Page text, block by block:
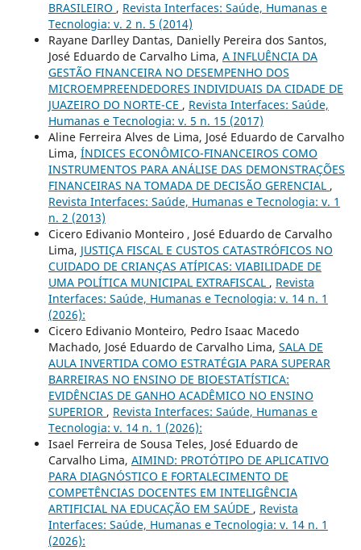
BRASILEIRO , Revista Interfaces: Saúde, Humanas e
Tecnologia: v. 2 n. 5 (2014)
Rayane Darlley Dantas, Danielly Pereira dos Santos,
José Eduardo de Carvalho Lima, A INFLUÊNCIA DA
GESTÃO FINANCEIRA NO DESEMPENHO DOS
MICROEMPREENDEDORES INDIVIDUAIS DA CIDADE DE
JUAZEIRO DO NORTE-CE , Revista Interfaces: Saúde,
Humanas e Tecnologia: v. 5 n. 15 (2017)
Aline Ferreira Alves de Lima, José Eduardo de Carvalho
Lima, ÍNDICES ECONÔMICO-FINANCEIROS COMO
INSTRUMENTOS PARA ANÁLISE DAS DEMONSTRAÇÕES
FINANCEIRAS NA TOMADA DE DECISÃO GERENCIAL ,
Revista Interfaces: Saúde, Humanas e Tecnologia: v. 1
n. 2 (2013)
Cicero Edivanio Monteiro , José Eduardo de Carvalho
Lima, JUSTIÇA FISCAL E CUSTOS CATASTRÓFICOS NO
CUIDADO DE CRIANÇAS ATÍPICAS: VIABILIDADE DE
UMA POLÍTICA MUNICIPAL EXTRAFISCAL , Revista
Interfaces: Saúde, Humanas e Tecnologia: v. 14 n. 1
(2026):
Cicero Edivanio Monteiro, Pedro Isaac Macedo
Machado, José Eduardo de Carvalho Lima, SALA DE
AULA INVERTIDA COMO ESTRATÉGIA PARA SUPERAR
BARREIRAS NO ENSINO DE BIOESTATÍSTICA:
EVIDÊNCIAS DE GANHO ACADÊMICO NO ENSINO
SUPERIOR , Revista Interfaces: Saúde, Humanas e
Tecnologia: v. 14 n. 1 (2026):
Isael Ferreira de Sousa Teles, José Eduardo de
Carvalho Lima, AIMIND: PROTÓTIPO DE APLICATIVO
PARA DIAGNÓSTICO E FORTALECIMENTO DE
COMPETÊNCIAS DOCENTES EM INTELIGÊNCIA
ARTIFICIAL NA EDUCAÇÃO EM SAÚDE , Revista
Interfaces: Saúde, Humanas e Tecnologia: v. 14 n. 1
(2026):